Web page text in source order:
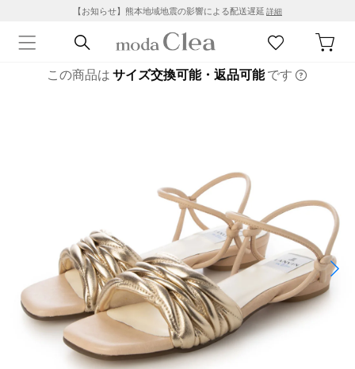
【お知らせ】熊本地域地震の影響による配送遅延 詳細
この商品は サイズ交換可能・返品可能です